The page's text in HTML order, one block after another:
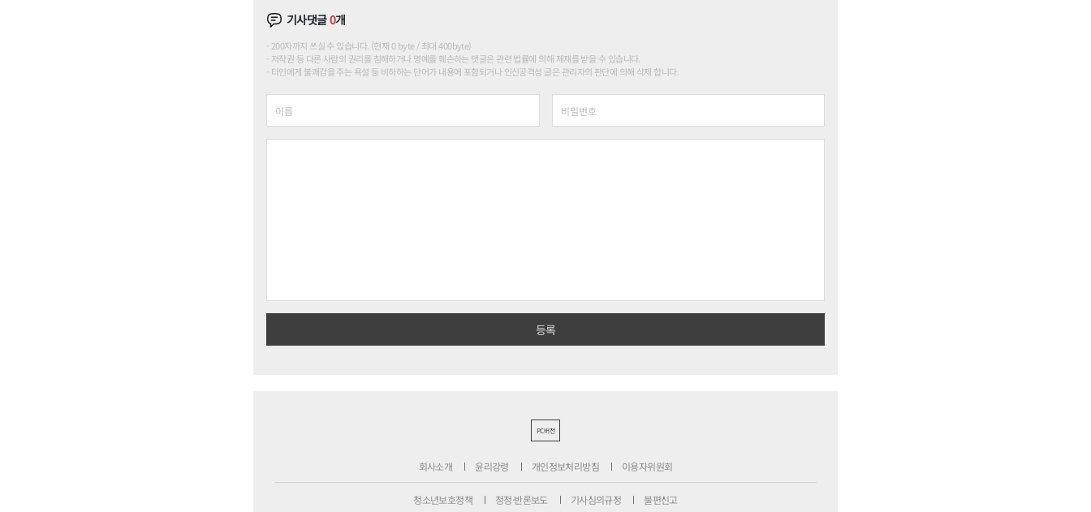
기사댓글0개
200자까지 쓰실 수 있습니다. (현재 0 byte / 최대 400byte)
저작권 등 다른 사람의 권리를 침해하거나 명예를 훼손하는 댓글은 관련 법률에 의해 제재를 받을 수 있습니다.
타인에게 불쾌감을 주는 욕설 등 비하하는 단어가 내용에 포함되거나 인신공격성 글은 관리자의 판단에 의해 삭제 합니다.
PC버전
회사소개 윤리강령 개인정보처리방침 이용자위원회
청소년보호정책 정정·반론보도 기사심의규정 불편신고